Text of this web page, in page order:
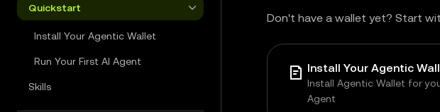
Quickstart
Install Your Agentic Wallet
Run Your First AI Agent
Skills
Don't have a wallet yet? Start
Install Your Agentic
Install Agentic Wallet for
Agent